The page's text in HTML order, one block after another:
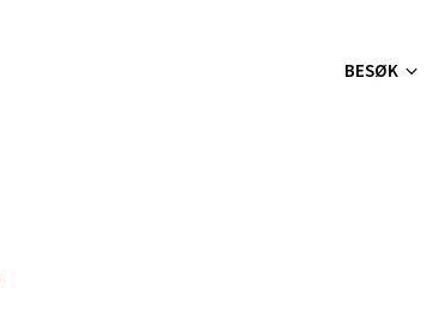
BESØK